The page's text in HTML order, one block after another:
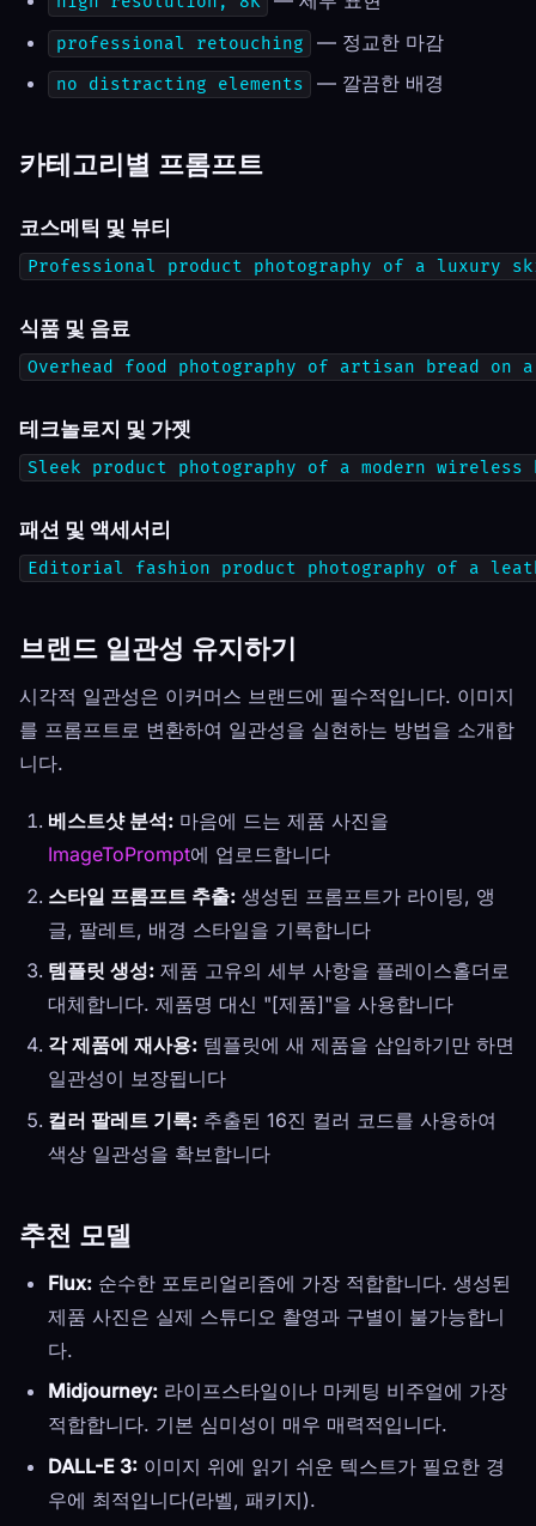
professional retouching — 정교한 마감
no distracting elements — 깔끔한 배경
카테고리별 프롬프트
코스메틱 및 뷰티
Professional product photography of a luxury
식품 및 음료
Overhead food photography of artisan bread
테크놀로지 및 가젯
Sleek product photography of a modern
패션 및 액세서리
Editorial fashion product photography of a
브랜드 일관성 유지하기
시각적 일관성은 이커머스 브랜드에 필수적입니다. 이미지
를 프롬프트로 변환하여 일관성을 실현하는 방법을 소개합
니다.
베스트샷 분석: 마음에 드는 제품 사진을
ImageToPrompt에 업로드합니다
스타일 프롬프트 추출: 생성된 프롬프트가 라이팅, 앵
글, 팔레트, 배경 스타일을 기록합니다
템플릿 생성: 제품 고유의 세부 사항을 플레이스홀더로
대체합니다. 제품명 대신 "[제품]"을 사용합니다
각 제품에 재사용: 템플릿에 새 제품을 삽입하기만 하면
일관성이 보장됩니다
컬러 팔레트 기록: 추출된 16진 컬러 코드를 사용하여
색상 일관성을 확보합니다
추천 모델
Flux: 순수한 포토리얼리즘에 가장 적합합니다. 생성된
제품 사진은 실제 스튜디오 촬영과 구별이 불가능합니
다.
Midjourney: 라이프스타일이나 마케팅 비주얼에 가장
적합합니다. 기본 심미성이 매우 매력적입니다.
DALL-E 3: 이미지 위에 읽기 쉬운 텍스트가 필요한 경
우에 최적입니다(라벨, 패키지).